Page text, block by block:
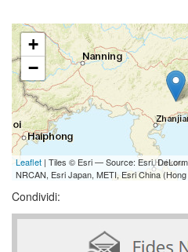
+
−
Leaflet | Tiles © Esri — Source: Esri,
NRCAN, Esri Japan, METI, Esri China
Condividi: